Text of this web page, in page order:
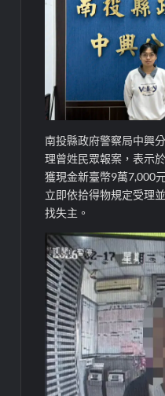
南投縣政府警察局中興
理曾姓民眾報案，表示
獲現金新臺幣9萬7,000
立即依拾得物規定受理
找失主。